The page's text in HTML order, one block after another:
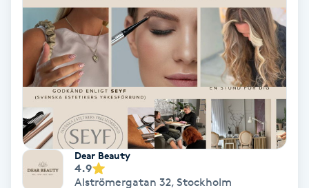
Vibrationsmassage
Vinyasa Yoga
Volymfransar
Vårtor
Yin Yoga
Dear Beauty
4.9
Alströmergatan 32, Stockholm